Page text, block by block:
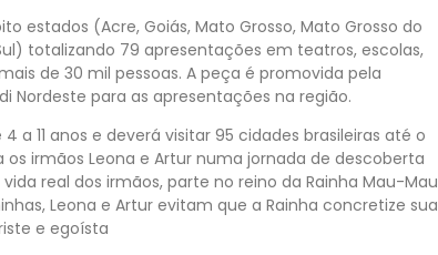
estados (Acre, Goiás, Mato Grosso, Mato Grosso do
totalizando 79 apresentações em teatros, escolas,
de 30 mil pessoas. A peça é promovida pela
Nordeste para as apresentações na região.
11 anos e deverá visitar 95 cidades brasileiras até o
irmãos Leona e Artur numa jornada de descoberta
real dos irmãos, parte no reino da Rainha Mau-Mau
Leona e Artur evitam que a Rainha concretize sua
e egoísta